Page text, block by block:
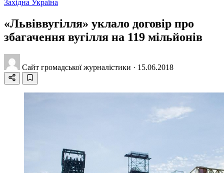
Західна Україна
«Львіввугілля» уклало договір про
збагачення вугілля на 119 мільйонів
Сайт громадської журналістики · 15.06.2018